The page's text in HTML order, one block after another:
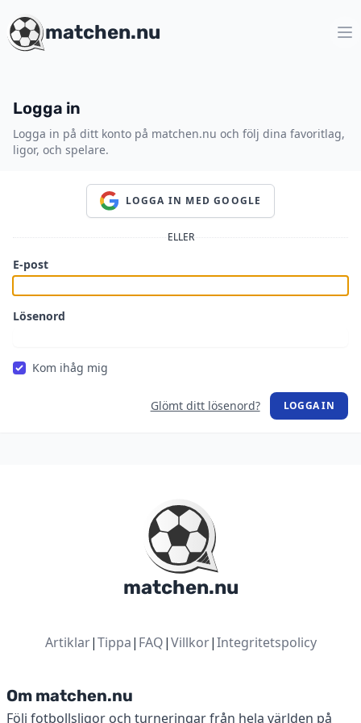
matchen.nu
Logga in
Logga in på ditt konto på matchen.nu och följ dina favoritlag,
ligor, och spelare.
LOGGA IN MED GOOGLE
ELLER
E-post
Lösenord
Kom ihåg mig
Glömt ditt lösenord? LOGGA IN
matchen.nu
Artiklar|Tippa| FAQ|Villkor|Integritetspolicy
Om matchen.nu
Följ fotbollsligor och turneringar från hela världen på